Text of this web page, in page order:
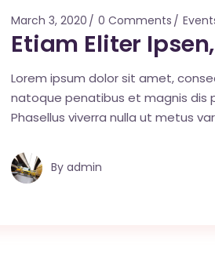
March 3, 2020 0 Comments
Etiam Eliter
Lorem ipsum dolor sit amet,
natoque penatibus et magnis dis
Phasellus viverra nulla ut metus
By admin